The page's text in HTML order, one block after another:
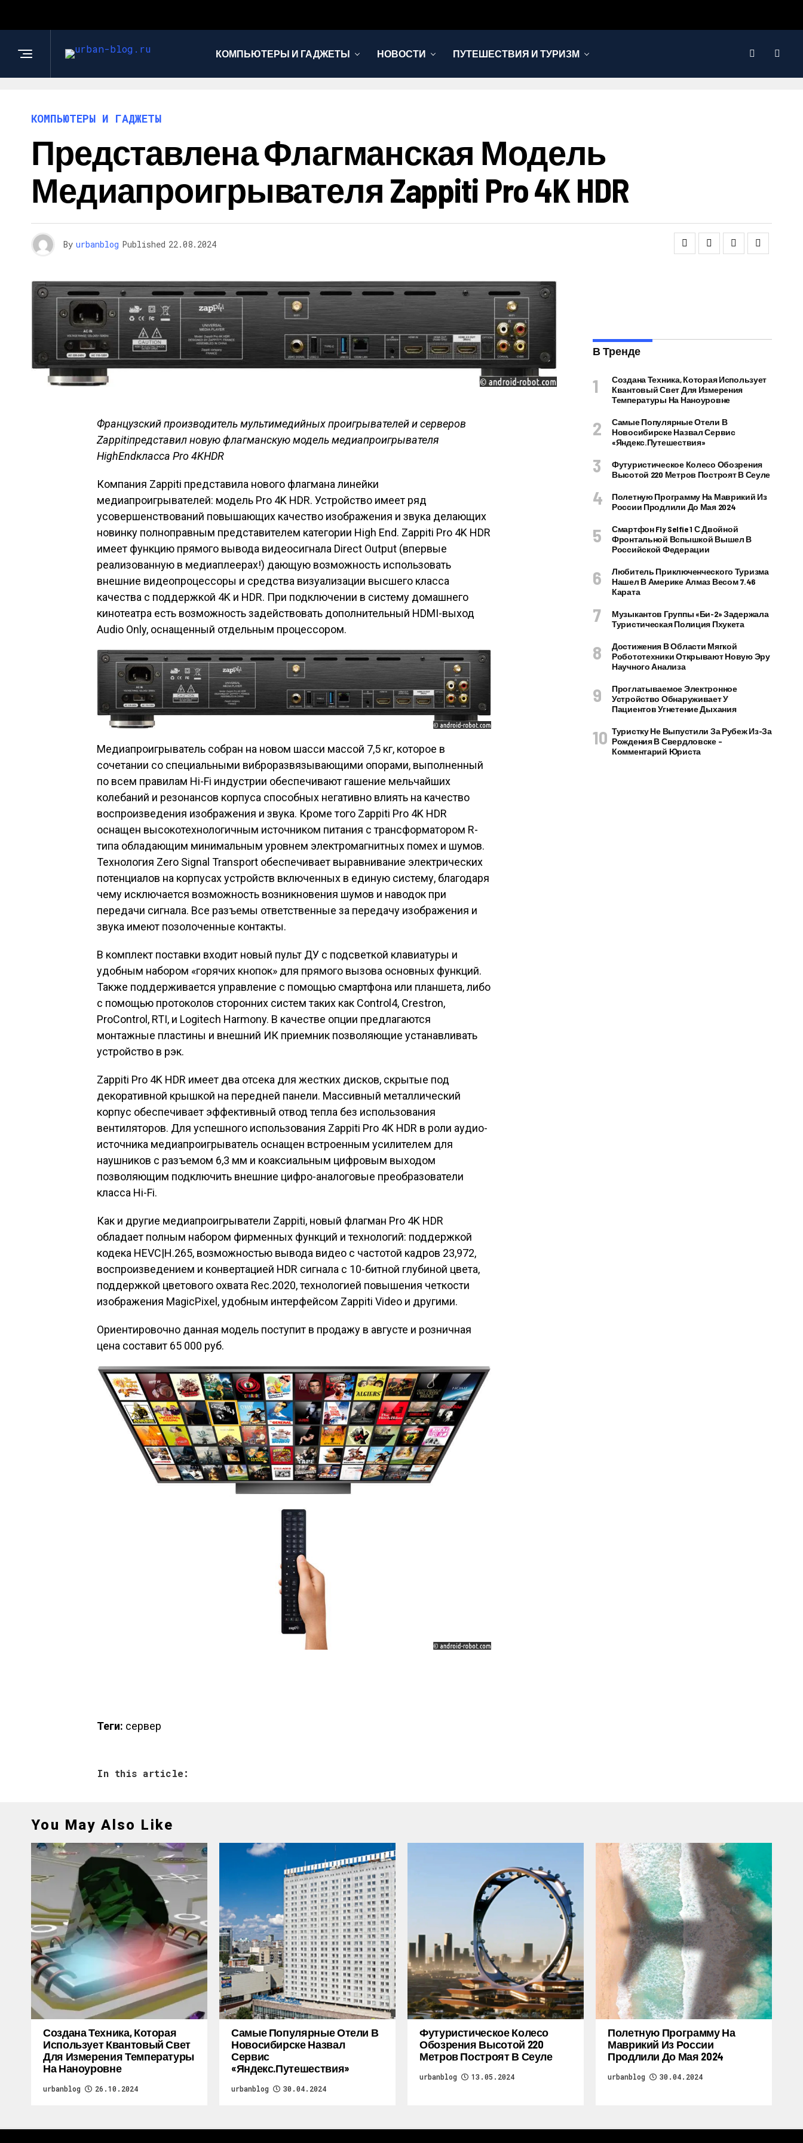
КОМПЬЮТЕРЫ И ГАДЖЕТЫ НОВОСТИ ПУТЕШЕСТВИЯ И ТУРИЗМ
КОМПЬЮТЕРЫ И ГАДЖЕТЫ
Представлена Флагманская Модель
Медиапроигрывателя Zappiti Pro 4K HDR
By urbanblog Published 22.08.2024
Французский производитель мультимедийных проигрывателей и серверов
Zappitiпредставил новую флагманскую модель медиапроигрывателя
HighEndкласса Pro4KHDR
Компания Zappiti представила нового флагмана линейки
медиапроигрывателей: модель Pro 4K HDR. Устройство имеет ряд
усовершенствований повышающих качество изображения и звука делающих
новинку полноправным представителем категории High End. Zappiti Pro 4K HDR
имеет функцию прямого вывода видеосигнала Direct Output (впервые
реализованную в медиаплеерах!) дающую возможность использовать
внешние видеопроцессоры и средства визуализации высшего класса
качества с поддержкой 4K и HDR. При подключении в систему домашнего
кинотеатра есть возможность задействовать дополнительный HDMI-выход
Audio Only, оснащенный отдельным процессором.
Медиапроигрыватель собран на новом шасси массой 7,5 кг, которое в
сочетании со специальными виброразвязывающими опорами, выполненный
по всем правилам Hi-Fi индустрии обеспечивают гашение мельчайших
колебаний и резонансов корпуса способных негативно влиять на качество
воспроизведения изображения и звука. Кроме того Zappiti Pro 4K HDR
оснащен высокотехнологичным источником питания с трансформатором R-
типа обладающим минимальным уровнем электромагнитных помех и шумов.
Технология Zero Signal Transport обеспечивает выравнивание электрических
потенциалов на корпусах устройств включенных в единую систему, благодаря
чему исключается возможность возникновения шумов и наводок при
передачи сигнала. Все разъемы ответственные за передачу изображения и
звука имеют позолоченные контакты.
В комплект поставки входит новый пульт ДУ с подсветкой клавиатуры и
удобным набором «горячих кнопок» для прямого вызова основных функций.
Также поддерживается управление с помощью смартфона или планшета, либо
с помощью протоколов сторонних систем таких как Control4, Crestron,
ProControl, RTI, и Logitech Harmony. В качестве опции предлагаются
монтажные пластины и внешний ИК приемник позволяющие устанавливать
устройство в рэк.
Zappiti Pro 4K HDR имеет два отсека для жестких дисков, скрытые под
декоративной крышкой на передней панели. Массивный металлический
корпус обеспечивает эффективный отвод тепла без использования
вентиляторов. Для успешного использования Zappiti Pro 4K HDR в роли аудио-
источника медиапроигрыватель оснащен встроенным усилителем для
наушников с разъемом 6,3 мм и коаксиальным цифровым выходом
позволяющим подключить внешние цифро-аналоговые преобразователи
класса Hi-Fi.
Как и другие медиапроигрыватели Zappiti, новый флагман Pro 4K HDR
обладает полным набором фирменных функций и технологий: поддержкой
кодека HEVC|H.265, возможностью вывода видео с частотой кадров 23,972,
воспроизведением и конвертацией HDR сигнала с 10-битной глубиной цвета,
поддержкой цветового охвата Rec.2020, технологией повышения четкости
изображения MagicPixel, удобным интерфейсом Zappiti Video и другими.
Ориентировочно данная модель поступит в продажу в августе и розничная
цена составит 65 000 руб.
Теги: сервер
In this article:
В Тренде
Создана Техника, Которая Использует
Квантовый Свет Для Измерения
Температуры На Наноуровне
Самые Популярные Отели В
Новосибирске Назвал Сервис
«Яндекс.Путешествия»
Футуристическое Колесо Обозрения
Высотой 220 Метров Построят В Сеуле
Полетную Программу На Маврикий Из
России Продлили До Мая 2024
Смартфон Fly Selfie 1 С Двойной
Фронтальной Вспышкой Вышел В
Российской Федерации
Любитель Приключенческого Туризма
Нашел В Америке Алмаз Весом 7.46
Карата
Музыкантов Группы «Би-2» Задержала
Туристическая Полиция Пхукета
Достижения В Области Мягкой
Робототехники Открывают Новую Эру
Научного Анализа
Проглатываемое Электронное
Устройство Обнаруживает У
Пациентов Угнетение Дыхания
Туристку Не Выпустили За Рубеж Из-За
Рождения В Свердловске –
Комментарий Юриста
You May Also Like
Создана Техника, Которая
Использует Квантовый Свет
Для Измерения Температуры
На Наноуровне
urbanblog 26.10.2024
Самые Популярные Отели В
Новосибирске Назвал
Сервис
«Яндекс.Путешествия»
urbanblog 30.04.2024
Футуристическое Колесо
Обозрения Высотой 220
Метров Построят В Сеуле
urbanblog 13.05.2024
Полетную Программу На
Маврикий Из России
Продлили До Мая 2024
urbanblog 30.04.2024